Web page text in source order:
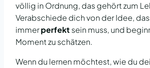
völlig in Ordnung, das gehört zum
Verabschiede dich von der Idee,
immerperfekt sein muss, und
Moment zu schätzen.
Wenn du lernen möchtest, wie du